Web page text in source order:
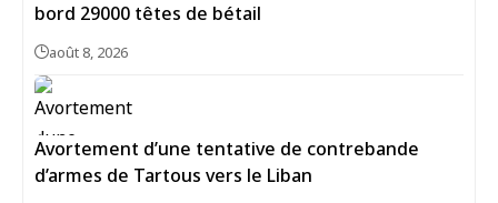
bord 29000 têtes de bétail
août 8, 2026
Avortement d’une tentative de contrebande
d’armes de Tartous vers le Liban